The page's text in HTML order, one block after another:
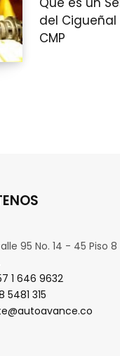
del Cigueñal
CMP
95 No. 14 - 45 Piso 8
1 646 9632
5481 315